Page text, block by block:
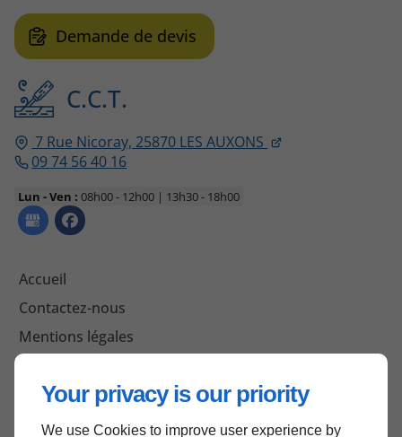
Your privacy is our priority
We use Cookies to improve user experience by
C.C.T.
7 Rue Nicoray, 25870 LES AUXONS
09 74 56 40 16
Lun - Ven : 08h00 - 12h00 | 13h30 - 18h00
Accueil
Contactez-nous
Mentions légales
Demande de devis